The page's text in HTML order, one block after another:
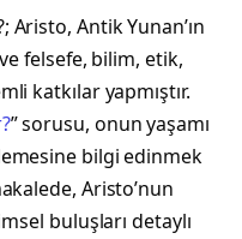
Antik Yunan’ın
felsefe, bilim, etik,
katkılar yapmıştır.
” sorusu, onun yaşamı
bilgi edinmek
Aristo’nun
buluşları detaylı